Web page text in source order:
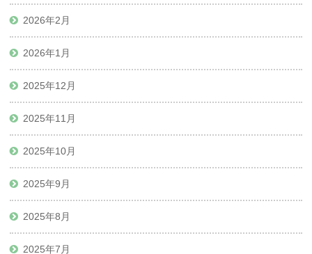
2026年2月
2026年1月
2025年12月
2025年11月
2025年10月
2025年9月
2025年8月
2025年7月